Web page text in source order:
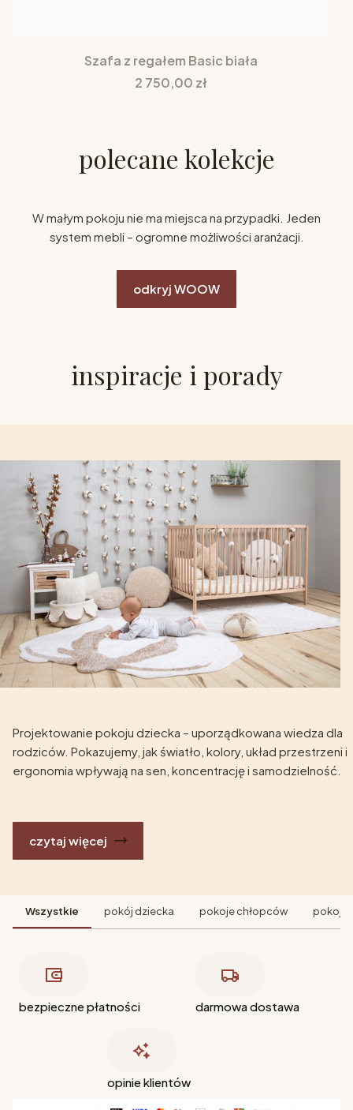
Szafa z regałem Basic biała
Cena
2 750,00 zł
polecane kolekcje
W małym pokoju nie ma miejsca na przypadki. Jeden
system mebli – ogromne możliwości aranżacji.
odkryj WOOW
inspiracje i porady
Projektowanie pokoju dziecka – uporządkowana wiedza dla
rodziców. Pokazujemy, jak światło, kolory, układ przestrzeni i
ergonomia wpływają na sen, koncentrację i samodzielność.
czytaj więcej
Wszystkie pokój dziecka pokoje chłopców pokoje
bezpieczne płatności darmowa dostawa
opinie klientów